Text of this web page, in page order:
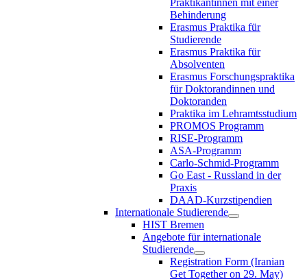
Behinderung
Erasmus Praktika für
Studierende
Erasmus Praktika für
Absolventen
Erasmus Forschungspraktika
für Doktorandinnen und
Doktoranden
Praktika im Lehramtsstudium
PROMOS Programm
RISE-Programm
ASA-Programm
Carlo-Schmid-Programm
Go East - Russland in der
Praxis
DAAD-Kurzstipendien
Internationale Studierende
HIST Bremen
Angebote für internationale
Studierende
Registration Form (Iranian
Get Together on 29. May)